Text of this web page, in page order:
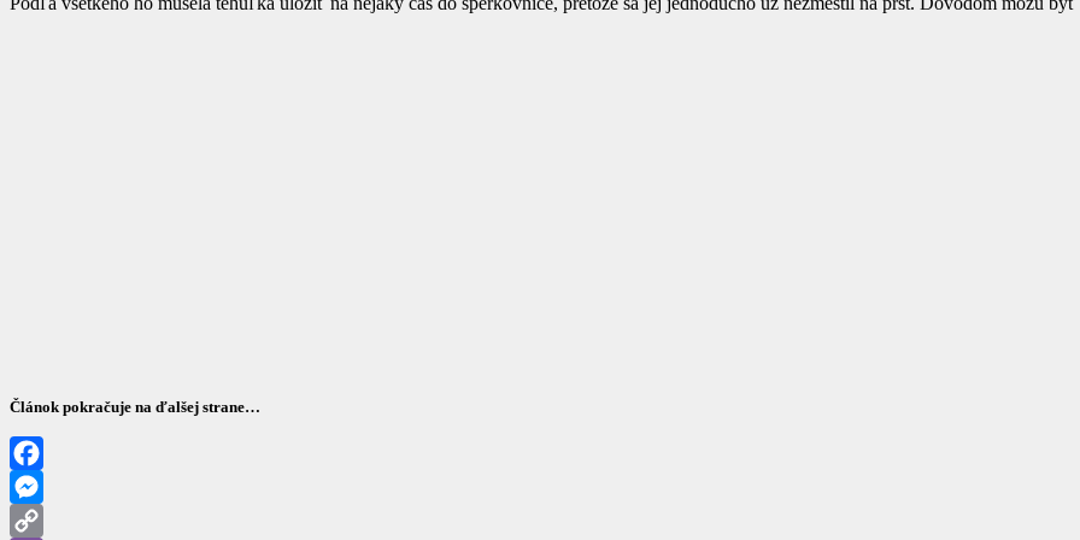
Článok pokračuje na ďalšej strane…
Facebook
Messenger